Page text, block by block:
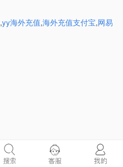
,yy海外充值,海外充值支付宝,网易